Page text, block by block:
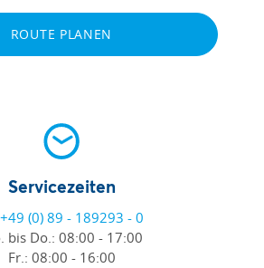
ROUTE PLANEN
Servicezeiten
+49 (0) 89 - 189293 - 0
bis Do.: 08:00 - 17:00
Fr.: 08:00 - 16:00